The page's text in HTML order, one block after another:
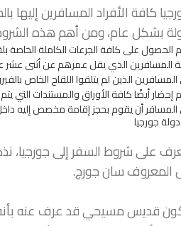
كافة الأفراد المسافرين
بشكل عام، ومن أهم هذه
الحصول على كافة الجرعات الكاملة
المسافرين الذي يقل عمرهم عن أثنى
الذين لم يتلقوا اللقاح الخاص
إحضار أيضًا كافة الأوراق والمستندات التي
أن يقوم بحجز إقامة مخصص إليه
جورجيا
على شروط السفر إلى جورجيا،
المعروف سان جورج.
قديس مسيحي قد عرف عنه بأنه